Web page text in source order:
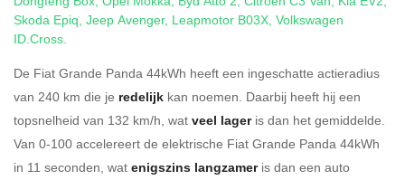
Skoda Epiq, Jeep Avenger, Leapmotor B03X, Volkswagen
ID.Cross.
De Fiat Grande Panda 44kWh heeft een ingeschatte actieradius
van 240 km die je redelijk kan noemen. Daarbij heeft hij een
topsnelheid van 132 km/h, wat veel lageris dan het gemiddelde.
Van 0-100 accelereert de elektrische Fiat Grande Panda 44kWh
in 11 seconden, wat enigszins langzameris dan een auto